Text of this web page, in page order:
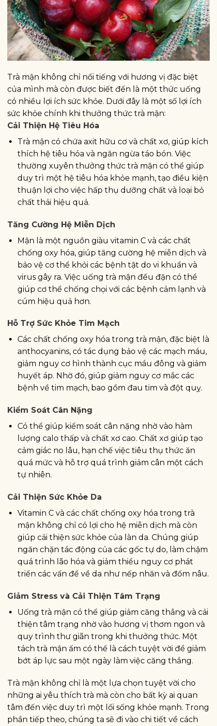
Trà mận không chỉ nổi tiếng với hương vị đặc biệt
của mình mà còn được biết đến là một thức uống
có nhiều lợi ích sức khỏe. Dưới đây là một số lợi ích
sức khỏe chính khi thưởng thức trà mận:
Cải Thiện Hệ Tiêu Hóa
Trà mận có chứa axit hữu cơ và chất xơ, giúp kích
thích hệ tiêu hóa và ngăn ngừa táo bón. Việc
thường xuyên thưởng thức trà mận có thể giúp
duy trì một hệ tiêu hóa khỏe mạnh, tạo điều kiện
thuận lợi cho việc hấp thụ dưỡng chất và loại bỏ
chất thải hiệu quả.
Tăng Cường Hệ Miễn Dịch
Mận là một nguồn giàu vitamin C và các chất
chống oxy hóa, giúp tăng cường hệ miễn dịch và
bảo vệ cơ thể khỏi các bệnh tật do vi khuẩn và
virus gây ra. Việc uống trà mận đều đặn có thể
giúp cơ thể chống chọi với các bệnh cảm lạnh và
cúm hiệu quả hơn.
Hỗ Trợ Sức Khỏe Tim Mạch
Các chất chống oxy hóa trong trà mận, đặc biệt là
anthocyanins, có tác dụng bảo vệ các mạch máu,
giảm nguy cơ hình thành cục máu đông và giảm
huyết áp. Nhờ đó, giúp giảm nguy cơ mắc các
bệnh về tim mạch, bao gồm đau tim và đột quỵ.
Kiểm Soát Cân Nặng
Có thể giúp kiểm soát cân nặng nhờ vào hàm
lượng calo thấp và chất xơ cao. Chất xơ giúp tạo
cảm giác no lâu, hạn chế việc tiêu thụ thức ăn
quá mức và hỗ trợ quá trình giảm cân một cách
tự nhiên.
Cải Thiện Sức Khỏe Da
Vitamin C và các chất chống oxy hóa trong trà
mận không chỉ có lợi cho hệ miễn dịch mà còn
giúp cải thiện sức khỏe của làn da. Chúng giúp
ngăn chặn tác động của các gốc tự do, làm chậm
quá trình lão hóa và giảm thiểu nguy cơ phát
triển các vấn đề về da như nếp nhăn và đốm nâu.
Giảm Stress và Cải Thiện Tâm Trạng
Uống trà mận có thể giúp giảm căng thẳng và cải
thiện tâm trạng nhờ vào hương vị thơm ngon và
quy trình thư giãn trong khi thưởng thức. Một
tách trà mận ấm có thể là cách tuyệt vời để giảm
bớt áp lực sau một ngày làm việc căng thẳng.
Trà mận không chỉ là một lựa chọn tuyệt vời cho
những ai yêu thích trà mà còn cho bất kỳ ai quan
tâm đến việc duy trì một lối sống khỏe mạnh. Trong
phần tiếp theo, chúng ta sẽ đi vào chi tiết về cách